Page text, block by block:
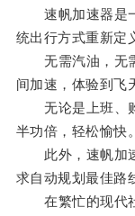
速帆加速器是一
统出行方式重新定
无需汽油，无需
间加速，体验到飞
无论是上班、购
半功倍，轻松愉快。
此外，速帆加速
求自动规划最佳路
在繁忙的现代社